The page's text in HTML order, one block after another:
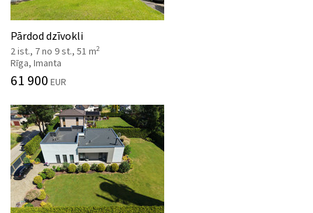
Pārdod dzīvokli
2 ist., 7 no 9 st., 51 m2
Rīga, Imanta
61 900 EUR